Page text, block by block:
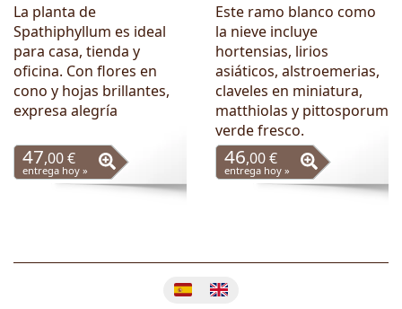
La planta de
Spathiphyllum es ideal
para casa, tienda y
oficina. Con flores en
cono y hojas brillantes,
expresa alegría
47,00 €
entrega hoy »
Este ramo blanco como
la nieve incluye
hortensias, lirios
asiáticos, alstroemerias,
claveles en miniatura,
matthiolas y pittosporum
verde fresco.
46,00 €
entrega hoy »